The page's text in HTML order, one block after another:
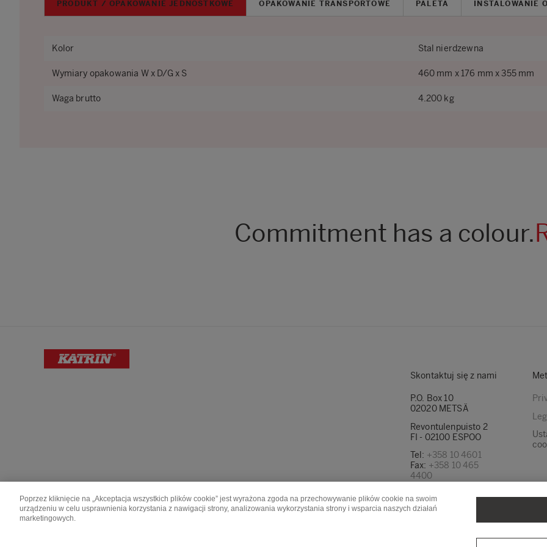
PRODUKT / OPAKOWANIE JEDNOSTKOWE OPAKOWANIE TRANSPORTOWE PALETA INSTALOWANIE
Kolor Stal nierdzewna
Wymiary opakowania W x D/G x S 460 mm x 176 mm x 355 mm
Waga brutto 4.200 kg
Commitment has a colour.
Katrin is made by Metsä Group.
Skontaktuj się z nami
P.O. Box 10
02020 METSÄ
Revontulenpuisto 2
FI - 02100 ESPOO
Tel: +358 10 4601
Fax: +358 10 465
4400
Znajdź nasze adresy
e-mail tutaj
Poprzez kliknięcie na „Akceptacja wszystkich plików cookie” jest wyrażona zgoda na przechowywanie plików cookie na swoim
urządzeniu w celu usprawnienia korzystania z nawigacji strony, analizowania wykorzystania strony i wsparcia naszych działań
marketingowych.